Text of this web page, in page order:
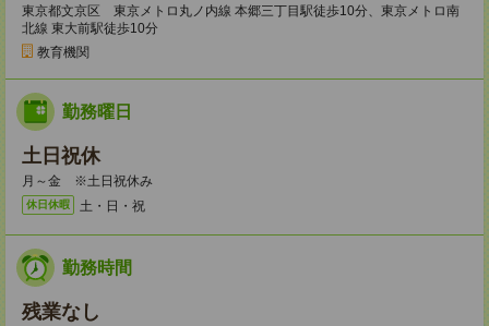
東京都文京区 東京メトロ丸ノ内線 本郷三丁目駅徒歩10分、東京メトロ南
北線 東大前駅徒歩10分
教育機関
勤務曜日
土日祝休
月～金 ※土日祝休み
休日休暇 土・日・祝
勤務時間
残業なし